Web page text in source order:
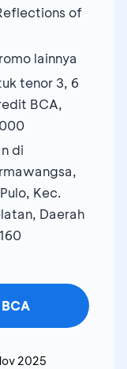
of
lainnya
tenor 3, 6
BCA,
di
Kec.
Daerah
2025